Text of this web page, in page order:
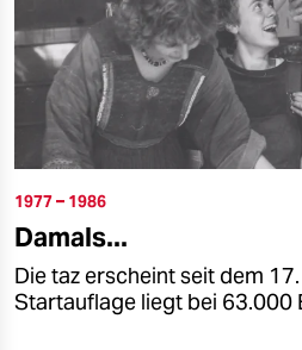
1977 – 1986
Damals...
Die taz erscheint seit dem
Startauflage liegt bei 63.000